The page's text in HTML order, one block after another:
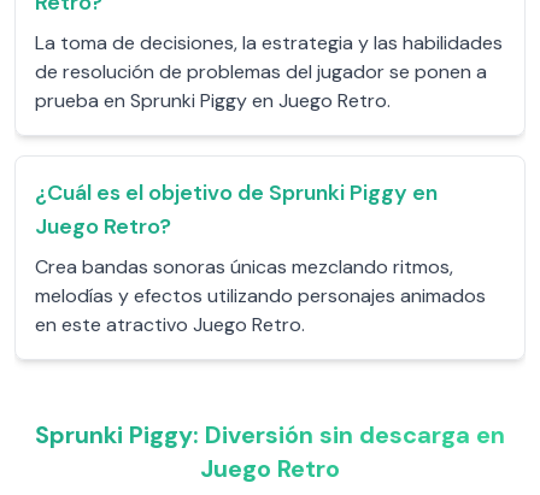
La toma de decisiones, la estrategia y las habilidades
de resolución de problemas del jugador se ponen a
prueba en Sprunki Piggy en Juego Retro.
¿Cuál es el objetivo de Sprunki Piggy en
Juego Retro?
Crea bandas sonoras únicas mezclando ritmos,
melodías y efectos utilizando personajes animados
en este atractivo Juego Retro.
Sprunki Piggy: Diversión sin descarga en
Juego Retro